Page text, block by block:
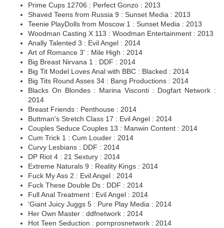
Prime Cups 12706 : Perfect Gonzo : 2013
Shaved Teens from Russia 9 : Sunset Media : 2013
Teenie PlayDolls from Moscow 1 : Sunset Media : 2013
Woodman Casting X 113 : Woodman Entertainment : 2013
Anally Talented 3 : Evil Angel : 2014
Art of Romance 3' : Mile High : 2014
Big Breast Nirvana 1 : DDF : 2014
Big Tit Model Loves Anal with BBC : Blacked : 2014
Big Tits Round Asses 34 : Bang Productions : 2014
Blacks On Blondes : Marina Visconti : Dogfart Network :
2014
Breast Friends : Penthouse : 2014
Buttman's Stretch Class 17 : Evil Angel : 2014
Couples Seduce Couples 13 : Manwin Content : 2014
Cum Trick 1 : Cum Louder : 2014
Curvy Lesbians : DDF : 2014
DP Riot 4 : 21 Sextury : 2014
Extreme Naturals 9 : Reality Kings : 2014
Fuck My Ass 2 : Evil Angel : 2014
Fuck These Double Ds : DDF : 2014
Full Anal Treatment : Evil Angel : 2014
'Giant Juicy Juggs 5 : Pure Play Media : 2014
Her Own Master : ddfnetwork : 2014
Hot Teen Seduction : pornprosnetwork : 2014